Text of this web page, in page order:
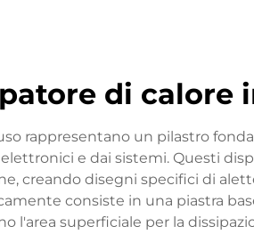
di calore
rappresentano un pilastro
e dai sistemi. Questi
creando disegni specifici di
consiste in una piastra
l'area superficiale per la